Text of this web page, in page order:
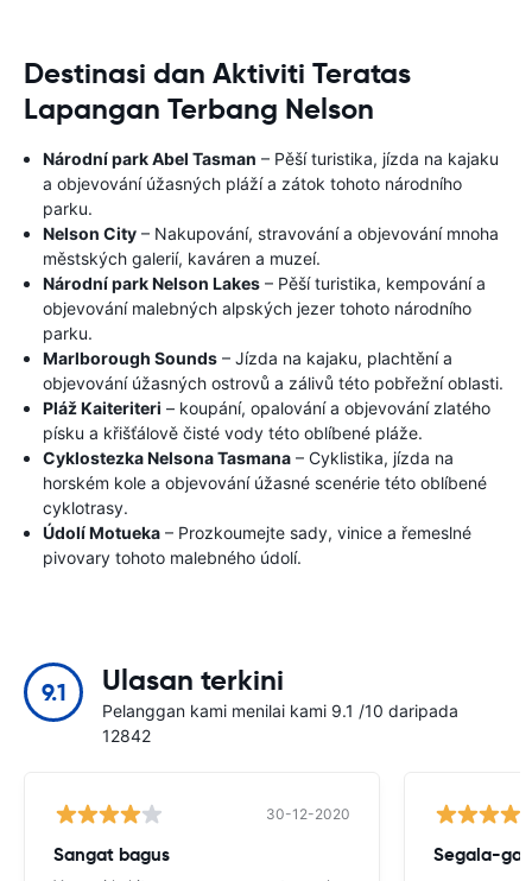
Destinasi dan Aktiviti Teratas
Lapangan Terbang Nelson
Národní park Abel Tasman – Pěší turistika, jízda na kajaku
a objevování úžasných pláží a zátok tohoto národního
parku.
Nelson City – Nakupování, stravování a objevování mnoha
městských galerií, kaváren a muzeí.
Národní park Nelson Lakes – Pěší turistika, kempování a
objevování malebných alpských jezer tohoto národního
parku.
Marlborough Sounds – Jízda na kajaku, plachtění a
objevování úžasných ostrovů a zálivů této pobřežní oblasti.
Pláž Kaiteriteri – koupání, opalování a objevování zlatého
písku a křišťálově čisté vody této oblíbené pláže.
Cyklostezka Nelsona Tasmana – Cyklistika, jízda na
horském kole a objevování úžasné scenérie této oblíbené
cyklotrasy.
Údolí Motueka – Prozkoumejte sady, vinice a řemeslné
pivovary tohoto malebného údolí.
9.1 Ulasan terkini
Pelanggan kami menilai kami 9.1 /10 daripada
12842
30-12-2020
Sangat bagus Segala-